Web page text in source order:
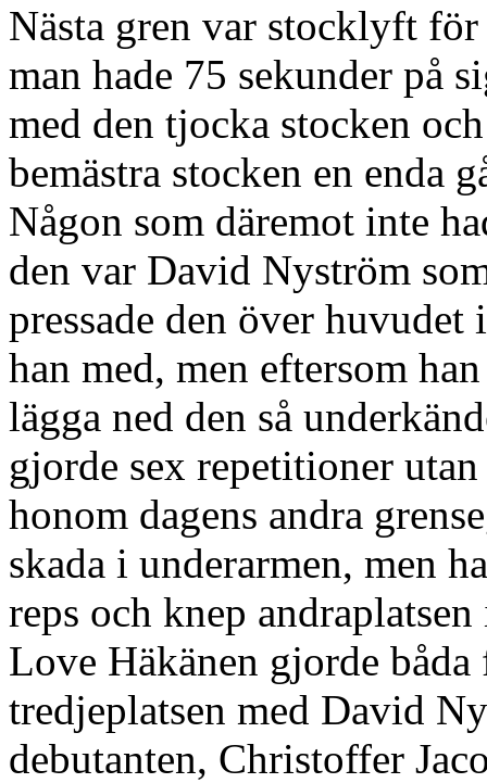
Nästa gren var stocklyft
man hade 75 sekunder på
med den tjocka stocken
bemästra stocken en enda
Någon som däremot inte
den var David Nyström
pressade den över huvudet
han med, men eftersom
lägga ned den så
gjorde sex repetitioner
honom dagens andra
skada i underarmen, men
reps och knep
Love Häkänen gjorde
tredjeplatsen med David
debutanten, Christoffer